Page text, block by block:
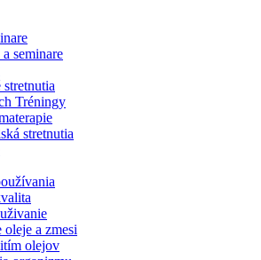
seminare
Tréningy
stretnutia
oleje a zmesi
olejov